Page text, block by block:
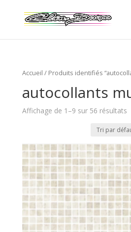
Accueil / Produits identifiés
autocollants
Affichage de 1–9 sur 56 résultats